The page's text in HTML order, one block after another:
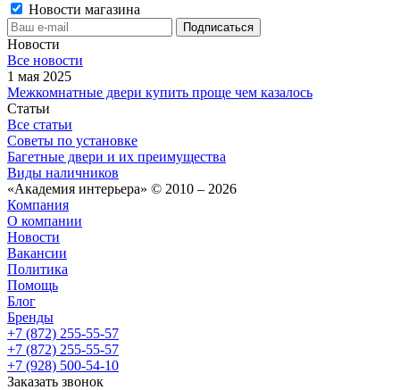
Новости магазина
Новости
Все новости
1 мая 2025
Межкомнатные двери купить проще чем казалось
Статьи
Все статьи
Советы по установке
Багетные двери и их преимущества
Виды наличников
«Академия интерьера» © 2010 – 2026
Компания
О компании
Новости
Вакансии
Политика
Помощь
Блог
Бренды
+7 (872) 255-55-57
+7 (872) 255-55-57
+7 (928) 500-54-10
Заказать звонок